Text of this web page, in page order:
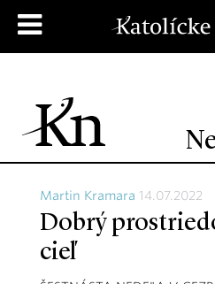
Martin Kramara 14.07.2022
Dobrý
cieľ